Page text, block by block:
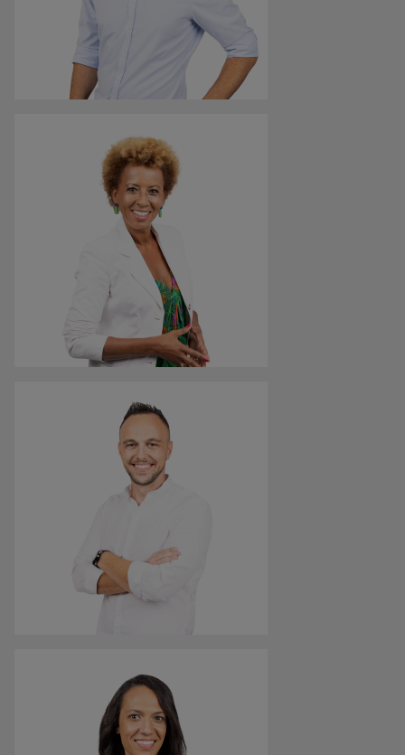
Geschäftsführer Verein Open Space und
„Ich will Kinder und Jugendliche in herausfordernden
Zeiten unterstützen, weil sie es verdient haben,
„Bei einem Schulbesuch bin ich immer sehr neugierig
und es ist mir immer sehr wichtig, zuzuhören, mit
„Ich bin Integrationsbotschafter geworden, um den